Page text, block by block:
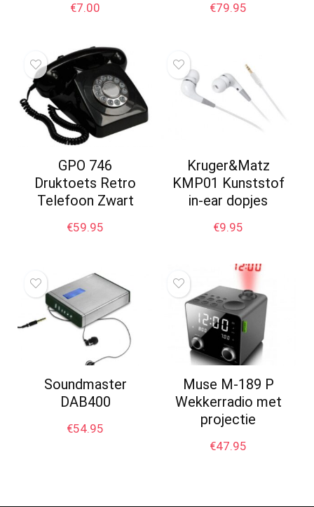
€7.00 €79.95
GPO 746
Druktoets Retro
Telefoon Zwart
€59.95
Kruger&Matz
KMP01 Kunststof
in-ear dopjes
€9.95
Soundmaster
DAB400
€54.95
Muse M-189 P
Wekkerradio met
projectie
€47.95